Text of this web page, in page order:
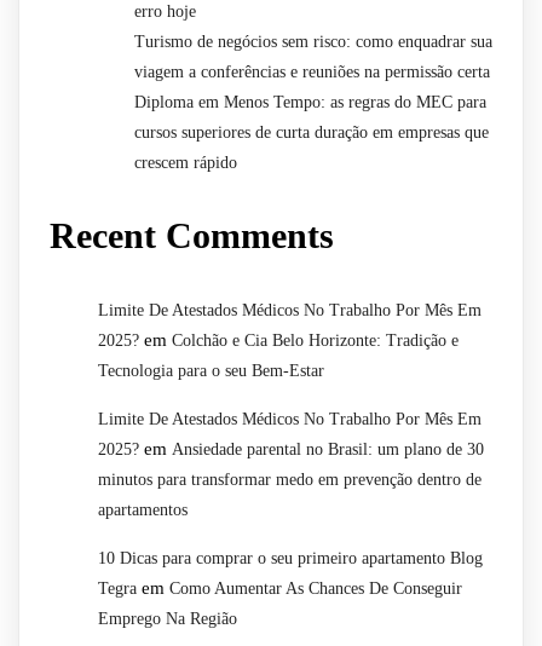
erro hoje
Turismo de negócios sem risco: como enquadrar sua
viagem a conferências e reuniões na permissão certa
Diploma em Menos Tempo: as regras do MEC para
cursos superiores de curta duração em empresas que
crescem rápido
Recent Comments
Limite De Atestados Médicos No Trabalho Por Mês Em
2025? em Colchão e Cia Belo Horizonte: Tradição e
Tecnologia para o seu Bem-Estar
Limite De Atestados Médicos No Trabalho Por Mês Em
2025? em Ansiedade parental no Brasil: um plano de 30
minutos para transformar medo em prevenção dentro de
apartamentos
10 Dicas para comprar o seu primeiro apartamento Blog
Tegra em Como Aumentar As Chances De Conseguir
Emprego Na Região